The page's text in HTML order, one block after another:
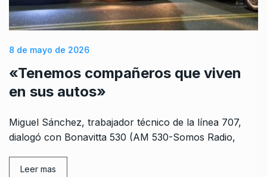
8 de mayo de 2026
«Tenemos compañeros que viven
en sus autos»
Miguel Sánchez, trabajador técnico de la línea 707,
dialogó con Bonavitta 530 (AM 530-Somos Radio,
Leer mas